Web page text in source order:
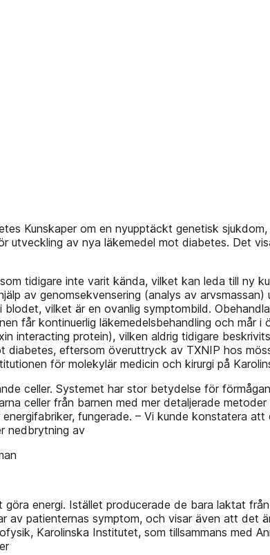
Kunskaper om en nyupptäckt genetisk
av nya läkemedel mot diabetes. Det
tidigare inte varit kända, vilket kan leda till ny
av genomsekvensering (analys av
vilket är en ovanlig symptombild.
får kontinuerlig läkemedelsbehandling och mår
interacting protein), vilken aldrig tidigare
eftersom överuttryck av TXNIP hos
för molekylär medicin och kirurgi på
celler. Systemet har stor betydelse för
celler från barnen med mer detaljerade
fungerade. – Vi kunde konstatera
nedbrytning av
energi. Istället producerade de bara laktat
av patienternas symptom, och visar även att det
Karolinska Institutet, som tillsammans med